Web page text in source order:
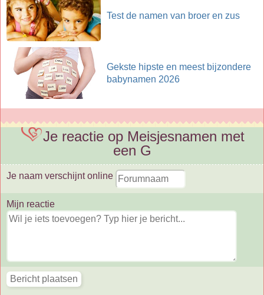
Test de namen van broer en zus
Gekste hipste en meest bijzondere
babynamen 2026
Je reactie op Meisjesnamen met
een G
Je naam verschijnt online
Mijn reactie